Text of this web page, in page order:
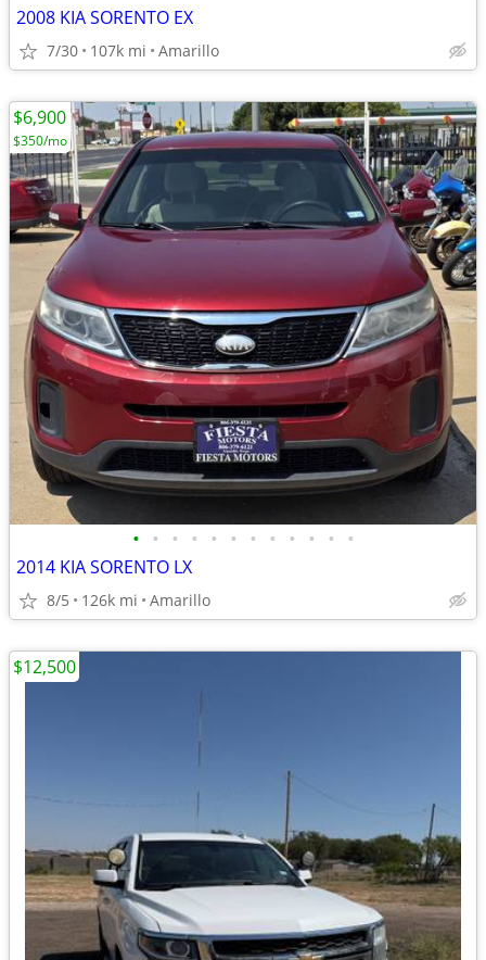
2008 KIA SORENTO EX
7/30 107k mi Amarillo
• • • • • • • • • • • •
2014 KIA SORENTO LX
8/5 126k mi Amarillo
$6,900
$350/mo
$12,500